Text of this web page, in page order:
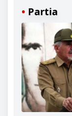
Partia